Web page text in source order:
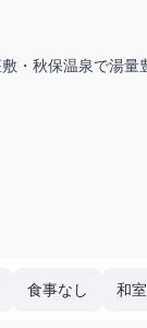
食事なし 和室